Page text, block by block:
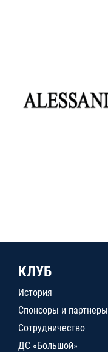
КЛУБ
История
Спонсоры и партнеры
Сотрудничество
ДС «Большой»